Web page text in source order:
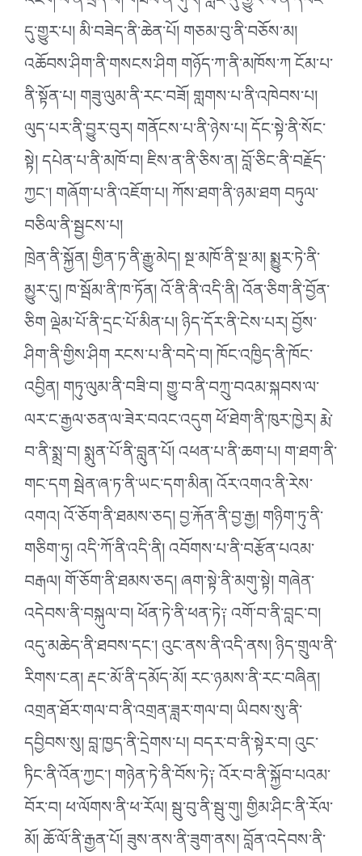
དུ་གྱུར་པ། མི་བཟེད་ནི་ཆེན་པོ། གཅམ་བུ་ནི་བཅོས་མ།
འཆོབས་ཤིག་ནི་གསངས་ཤིག གཉོད་ཀ་ནི་མཁོས་ཀ ངོམ་པ་
ནི་སྟོན་པ། གཟུ་ལུམ་ནི་རང་བཟོ། གླགས་པ་ནི་འཁེབས་པ།
ལུད་པར་ནི་བྱུར་བུར། གནོངས་པ་ནི་ཉེས་པ། དོང་སྟེ་ནི་སོང་
སྟེ། དཔེན་པ་ནི་མཁོ་བ། ཇིས་ན་ནི་ཅིས་ན། བློ་ཅིང་ནི་བརྗོད་
ཀྱང༌། གཞོག་པ་ནི་འཇོག་པ། ཀོས་ཐག་ནི་ཉམ་ཐག བཏུལ་
བཅིལ་ནི་སྦྱངས་པ།
ཁྲེན་ནི་སྐྱོན། གྱིན་ཏ་ནི་རྒྱུ་མེད། སྔ་མཁོ་ནི་སྔ་མ། སྨྱུར་ཏེ་ནི་
མྱུར་དུ། ཁ་སྦོམ་ནི་ཁ་ཏོན། འོ་ནི་ནི་འདི་ནི། འོན་ཅིག་ནི་བྱོན་
ཅིག ལྡེམ་པོ་ནི་དྲང་པོ་མིན་པ། ཉིད་དོར་ནི་ངེས་པར། བྱོས་
ཤིག་ནི་གྱིས་ཤིག རངས་པ་ནི་བདེ་བ། ཁོང་འཁྱིད་ནི་ཁོང་
འབྱིན། གཏུ་ལུམ་ནི་བཟི་བ། གྱུ་བ་ནི་བཀྲུ་བའམ་སྐབས་ལ་
ལར་ང་རྒྱལ་ཅན་ལ་ཟེར་བའང་འདུག ཕོ་ཐེག་ནི་ཁུར་ཁྱེར། རྨེ་
བ་ནི་སྨྲ་བ། སྨུན་པོ་ནི་བླུན་པོ། འཕན་པ་ནི་ཆག་པ། ག་ཐག་ནི་
གང་དག སྦེན་ཞ་ཏ་ནི་ཡང་དག་མིན། འོར་འགའ་ནི་རེས་
འགའ། འོ་ཅོག་ནི་ཐམས་ཅད། བྱ་རྐོན་ནི་བྱ་རྒྱ། གཉིག་ཏུ་ནི་
གཅིག་ཏུ། འདི་ཀོ་ནི་འདི་ནི། འབོགས་པ་ནི་བརྩོན་པའམ་
བརྒལ། གོ་ཅོག་ནི་ཐམས་ཅད། ཞག་སྟེ་ནི་མགུ་སྟེ། གཞེན་
འདེབས་ནི་བསྐུལ་བ། ཕོན་ཏེ་ནི་ཕན་ཏེ༑ འགོ་བ་ནི་བླང་བ།
འདུ་མཆེད་ནི་ཐབས་དང༌། འུང་ནས་ནི་འདི་ནས། ཉིད་གྲུལ་ནི་
རིགས་ངན། རྡང་མོ་ནི་དམོད་མོ། རང་ཉམས་ནི་རང་བཞིན།
འགྲན་ཐོར་གལ་བ་ནི་འགྲན་ཟླར་གལ་བ། ཡིབས་སུ་ནི་
དབྱིབས་སུ། བླ་ཁྱད་ནི་དྲེགས་པ། བདར་བ་ནི་སྟེར་བ། འུང་
ཏིང་ནི་འོན་ཀྱང༌། གཉེན་ཏེ་ནི་བོས་ཏེ༑ འོར་བ་ནི་སྐྱོབ་པའམ་
བོར་བ། ཕ་ལོགས་ནི་ཕ་རོལ། སྦུ་བུ་ནི་སྦུ་གུ། གྱིམ་ཤིང་ནི་རོལ་
མོ། ཆོ་ལོ་ནི་རྒྱན་པོ། ཟུས་ནས་ནི་ཟུག་ནས། བློན་འདེབས་ནི་